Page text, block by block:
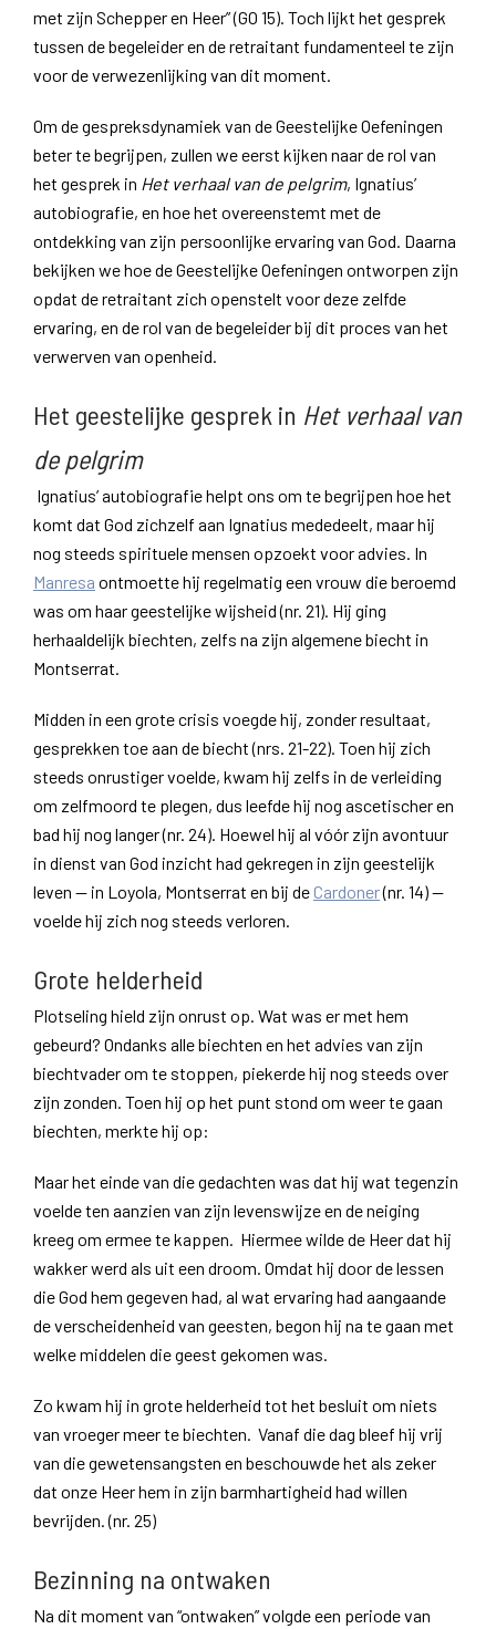
met zijn Schepper en Heer” (GO 15). Toch lijkt het gesprek
tussen de begeleider en de retraitant fundamenteel te zijn
voor de verwezenlijking van dit moment.
Om de gespreksdynamiek van de Geestelijke Oefeningen
beter te begrijpen, zullen we eerst kijken naar de rol van
het gesprek in Het verhaal van de pelgrim, Ignatius’
autobiografie, en hoe het overeenstemt met de
ontdekking van zijn persoonlijke ervaring van God. Daarna
bekijken we hoe de Geestelijke Oefeningen ontworpen zijn
opdat de retraitant zich openstelt voor deze zelfde
ervaring, en de rol van de begeleider bij dit proces van het
verwerven van openheid.
Het geestelijke gesprek in Het verhaal van
de pelgrim
Ignatius’ autobiografie helpt ons om te begrijpen hoe het
komt dat God zichzelf aan Ignatius mededeelt, maar hij
nog steeds spirituele mensen opzoekt voor advies. In
Manresa ontmoette hij regelmatig een vrouw die beroemd
was om haar geestelijke wijsheid (nr. 21). Hij ging
herhaaldelijk biechten, zelfs na zijn algemene biecht in
Montserrat.
Midden in een grote crisis voegde hij, zonder resultaat,
gesprekken toe aan de biecht (nrs. 21-22). Toen hij zich
steeds onrustiger voelde, kwam hij zelfs in de verleiding
om zelfmoord te plegen, dus leefde hij nog ascetischer en
bad hij nog langer (nr. 24). Hoewel hij al vóór zijn avontuur
in dienst van God inzicht had gekregen in zijn geestelijk
leven — in Loyola, Montserrat en bij de Cardoner(nr. 14) —
voelde hij zich nog steeds verloren.
Grote helderheid
Plotseling hield zijn onrust op. Wat was er met hem
gebeurd? Ondanks alle biechten en het advies van zijn
biechtvader om te stoppen, piekerde hij nog steeds over
zijn zonden. Toen hij op het punt stond om weer te gaan
biechten, merkte hij op:
Maar het einde van die gedachten was dat hij wat tegenzin
voelde ten aanzien van zijn levenswijze en de neiging
kreeg om ermee te kappen. Hiermee wilde de Heer dat hij
wakker werd als uit een droom. Omdat hij door de lessen
die God hem gegeven had, al wat ervaring had aangaande
de verscheidenheid van geesten, begon hij na te gaan met
welke middelen die geest gekomen was.
Zo kwam hij in grote helderheid tot het besluit om niets
van vroeger meer te biechten. Vanaf die dag bleef hij vrij
van die gewetensangsten en beschouwde het als zeker
dat onze Heer hem in zijn barmhartigheid had willen
bevrijden. (nr. 25)
Bezinning na ontwaken
Na dit moment van “ontwaken” volgde een periode van